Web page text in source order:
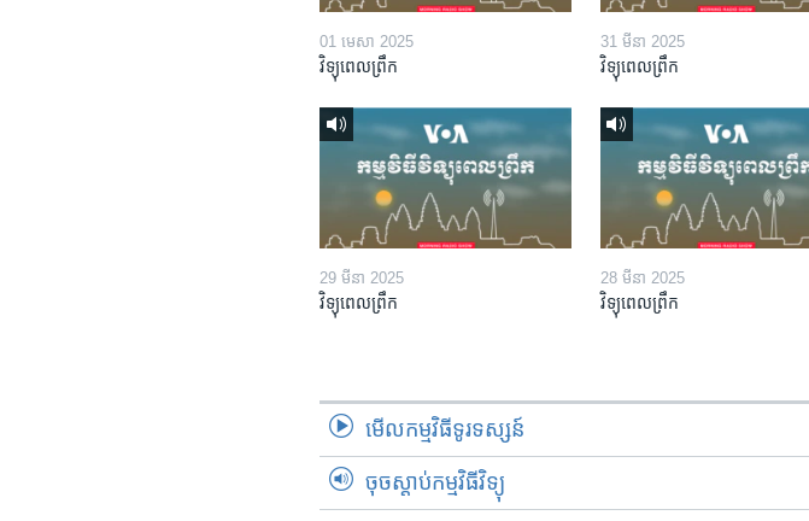
01 មេសា 2025
វិទ្យុពេលព្រឹក
31 មីនា 2025
វិទ្យុពេលព្រឹក
29 មីនា 2025
វិទ្យុពេលព្រឹក
28 មីនា 2025
វិទ្យុពេលព្រឹក
មើល​កម្មវិធី​ទូរទស្សន៍
ចុចស្តាប់កម្មវិធីវិទ្យុ